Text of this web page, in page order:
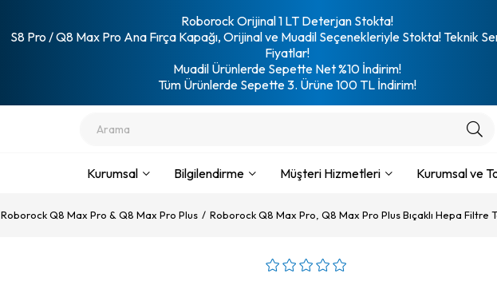
Roborock Orijinal 1 LT Deterjan Stokta!
S8 Pro / Q8 Max Pro Ana Fırça Kapağı, Orijinal ve Muadil Seçenekleriyle Stokta! Teknik
Fiyatlar!
Muadil Ürünlerde Sepette Net %10 İndirim!
Tüm Ürünlerde Sepette 3. Ürüne 100 TL İndirim!
Kurumsal Bilgilendirme Müşteri Hizmetleri Kurumsal ve
Roborock Q8 Max Pro & Q8 Max Pro Plus Roborock Q8 Max Pro, Q8 Max Pro Plus Bıçaklı Hepa Filtre